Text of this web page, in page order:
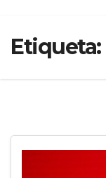
Etiqueta: